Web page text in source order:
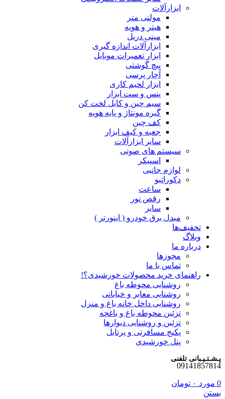
ابزارآلات
مولتی متر
هیتر و هویه
مینی دریل
ابزارآلات اندازه گیری
ابزار تعمیرات موبایل
پیچ گوشتی
آچار پرسی
ابزار لحیم کاری
پنس و ست ابزار
سیم چین و کابل لخت کن
گیره مونتاژ و پایه هویه
کف چین
جعبه و کیف ابزار
سایر ابزارآلات
سیستم های صوتی
اسپیکر
لوازم جانبی
دکوراتیو
ساعت
رقص نور
سایر
مبدل برق خودرو ( اینورتر )
تخفیف‌ها
وبلاگ
درباره ما
مجوزها
تماس با ما
راهنمای خرید محصولات خورشیدی؟!
روشنایی محوطه باغ
روشنایی معابر و خیابانی
روشنایی داخل خانه باغ و منزل
تزئین محوطه باغ و باغچه
تزئین و روشنایی دیوارها
پکیج مسافرتی و پرتابل
پنل خورشیدی
پـشـتـیـبانی تلفنی
09141857814
0 مورد ۰ تومان
بستن